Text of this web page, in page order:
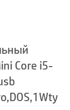
Core i5-